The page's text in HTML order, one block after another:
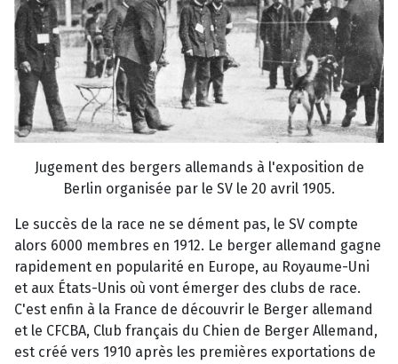
Jugement des bergers allemands à l'exposition de
Berlin organisée par le SV le 20 avril 1905.
Le succès de la race ne se dément pas, le SV compte
alors 6000 membres en 1912. Le berger allemand gagne
rapidement en popularité en Europe, au Royaume-Uni
et aux États-Unis où vont émerger des clubs de race.
C'est enfin à la France de découvrir le Berger allemand
et le CFCBA, Club français du Chien de Berger Allemand,
est créé vers 1910 après les premières exportations de